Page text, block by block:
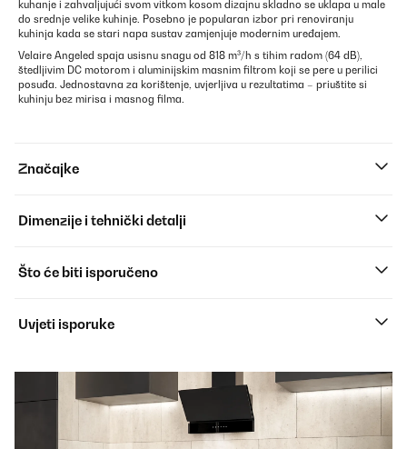
kuhanje i zahvaljujući svom vitkom kosom dizajnu skladno se uklapa u male
do srednje velike kuhinje. Posebno je popularan izbor pri renoviranju
kuhinja kada se stari napa sustav zamjenjuje modernim uređajem.
Velaire Angeled spaja usisnu snagu od 818 m³/h s tihim radom (64 dB),
štedljivim DC motorom i aluminijskim masnim filtrom koji se pere u perilici
posuđa. Jednostavna za korištenje, uvjerljiva u rezultatima – priuštite si
kuhinju bez mirisa i masnog filma.
Značajke
Dimenzije i tehnički detalji
Što će biti isporučeno
Uvjeti isporuke